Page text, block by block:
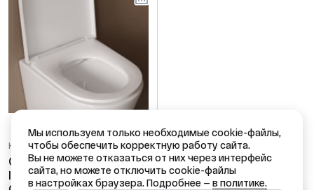
Код: 68706
Сиденье для Унитаза
IDDIS универсальное,
Мы используем только необходимые cookie-файлы,
чтобы обеспечить корректную работу сайта.
Вы не можете отказаться от них через интерфейс
сайта, но можете отключить cookie-файлы
в настройках браузера. Подробнее — в политике.